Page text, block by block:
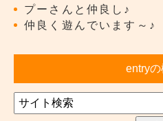
プーさんと仲良し♪
仲良く遊んでいます～♪
entryの